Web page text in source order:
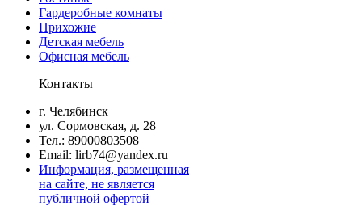
Гардеробные комнаты
Прихожие
Детская мебель
Офисная мебель
Контакты
г. Челябинск
ул. Сормовская, д. 28
Тел.: 89000803508
Email: lirb74@yandex.ru
Информация, размещенная
на сайте, не является
публичной офертой